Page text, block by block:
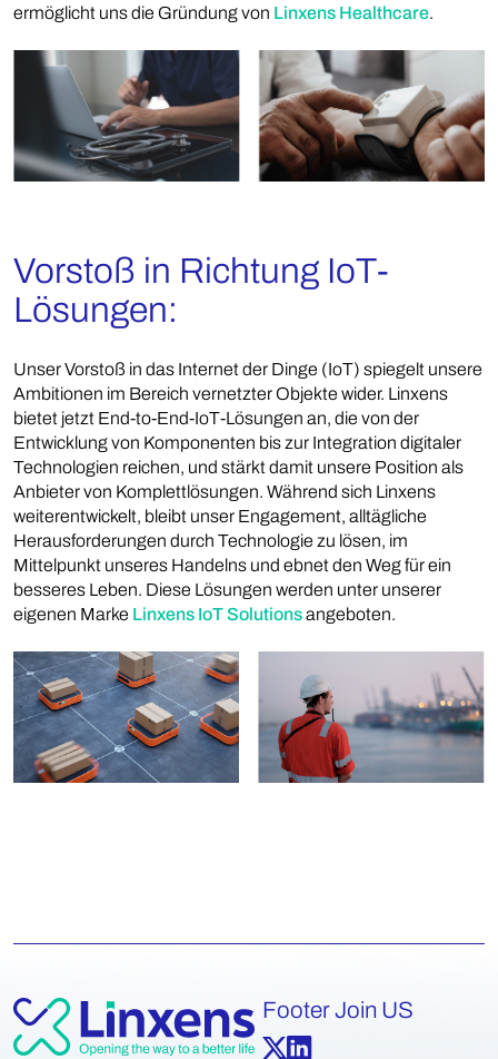
ermöglicht uns die Gründung von Linxens Healthcare.
Vorstoß in Richtung IoT-
Lösungen:
Unser Vorstoß in das Internet der Dinge (IoT) spiegelt unsere
Ambitionen im Bereich vernetzter Objekte wider. Linxens
bietet jetzt End-to-End-IoT-Lösungen an, die von der
Entwicklung von Komponenten bis zur Integration digitaler
Technologien reichen, und stärkt damit unsere Position als
Anbieter von Komplettlösungen. Während sich Linxens
weiterentwickelt, bleibt unser Engagement, alltägliche
Herausforderungen durch Technologie zu lösen, im
Mittelpunkt unseres Handelns und ebnet den Weg für ein
besseres Leben. Diese Lösungen werden unter unserer
eigenen Marke Linxens IoT Solutionsangeboten.
Footer Join US